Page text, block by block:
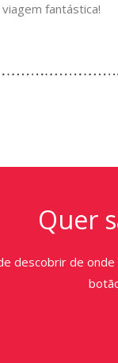
fantástica!
Quer
descobrir de